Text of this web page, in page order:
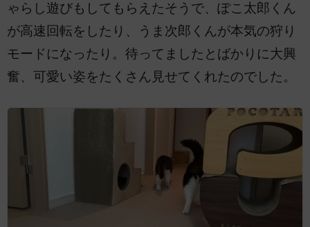
ゃらし遊びもしてもらえたそうで、ぽこ太郎くん
が高速回転をしたり、うま次郎くんが本気の狩り
モードになったり。待ってましたとばかりに大興
奮、可愛い姿をたくさん見せてくれたのでした。